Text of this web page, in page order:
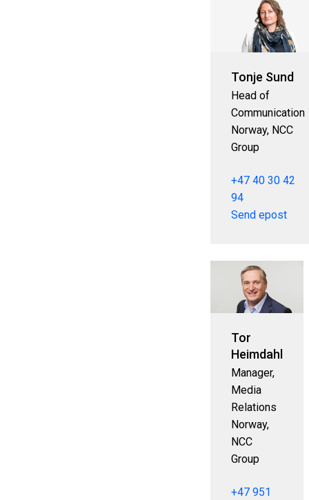
Tonje Sund
Head of
Communication
Norway, NCC
Group
+47 40 30 42
94
Send epost
Tor
Heimdahl
Manager,
Media
Relations
Norway,
NCC
Group
+47 951